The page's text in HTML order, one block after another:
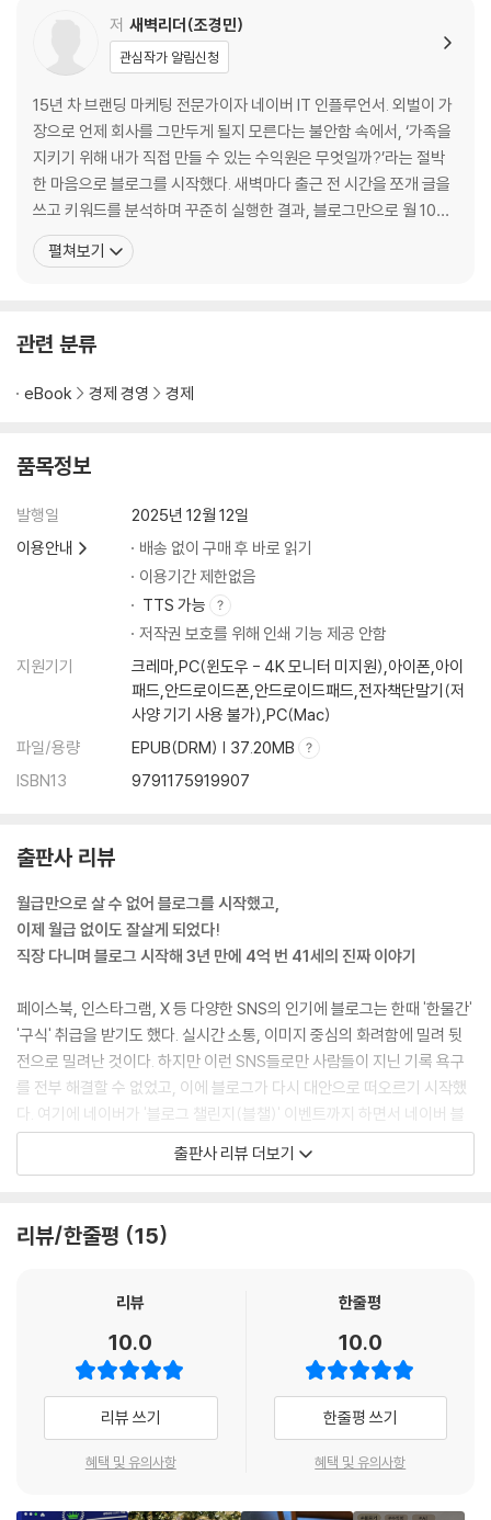
7단계. 월급 초과 부업? 아니면 전업?
Part 2. 블로그 수익화와 AI 활용 노하우
1. 내 체급에 맞는 키워드 찾기
1) 웨어이즈포스트
2) 황금키워드 채굴기 프로그램
2. 블로그 글쓰기와 챗GPT 활용
1) 글의 퀄리티를 높이는 챗GPT 맞춤 설정과 GPTs
2) 나만의 GPTs 만들기
3) GPTs의 실제 사용법
3. 방문자 박스권 탈출 전략
2) 황금키워드 재선정
5) 네이버 홈판 노출
5. 포스팅용 사진 촬영 노하우
6. 광고주 메일 수집 및 역제안 방법
7. 저품질 블로그의 원인과 극복 방법
1) 유사 문서, 유사 이미지
2) 원고와 사진을 제공하는 ‘건 바이 건’ 복붙 기자단
3) 불법 키워드
4) 광고법에 민감한 키워드
8. 블로그 지수가 더 이상 중요하지 않은 이유
- 또 하나의 수익화 파이프라인
- 숏폼 병행을 고려해야 하는 이유
1) 전자책 제작 및 발행하기
2) 블로그에 1:1 컨설팅 모집 글 올려보기
3) 정보나 지식을 무료로 나누고 스크랩을 활용하기
Part 3. 블로그의 ‘카더라’ 관련 Q&A 총정리
에필로그_인생 2막이 될 여러분의 블로그를 응원하며
부록_블로그 핵심 용어 모음집
저 새벽리더(조경민)
관심작가 알림신청
15년 차 브랜딩 마케팅 전문가이자 네이버 IT 인플루언서. 외벌이 가
장으로 언제 회사를 그만두게 될지 모른다는 불안함 속에서, ‘가족을
지키기 위해 내가 직접 만들 수 있는 수익원은 무엇일까?’라는 절박
한 마음으로 블로그를 시작했다. 새벽마다 출근 전 시간을 쪼개 글을
쓰고 키워드를 분석하며 꾸준히 실행한 결과, 블로그만으로 월 1000
만 원 이상의 수익을 달성했고 결국 전업 블로거의 길을 걷게 되었다.
전업 블로거로 전향한 이후 그는 자신의 노하우를 더 많은 사람들과
펼쳐보기
관련 분류
eBook 경제 경영 경제
품목정보
발행일
2025년 12월 12일
이용안내
배송 없이 구매 후 바로 읽기
이용기간 제한없음
TTS 가능
저작권 보호를 위해 인쇄 기능 제공 안함
지원기기
크레마,PC(윈도우 - 4K 모니터 미지원),아이폰,아이
패드,안드로이드폰,안드로이드패드,전자책단말기(저
사양 기기 사용 불가),PC(Mac)
파일/용량
EPUB(DRM) | 37.20MB
ISBN13
9791175919907
출판사 리뷰
월급만으로 살 수 없어 블로그를 시작했고,
이제 월급 없이도 잘살게 되었다!
직장 다니며 블로그 시작해 3년 만에 4억 번 41세의 진짜 이야기
페이스북, 인스타그램, X 등 다양한 SNS의 인기에 블로그는 한때 '한물간'
'구식' 취급을 받기도 했다. 실시간 소통, 이미지 중심의 화려함에 밀려 뒷
전으로 밀려난 것이다. 하지만 이런 SNS들로만 사람들이 지닌 기록 욕구
를 전부 해결할 수 없었고, 이에 블로그가 다시 대안으로 떠오르기 시작했
다. 여기에 네이버가 '블로그 챌린지(블챌)' 이벤트까지 하면서 네이버 블
로그는 재전성기를 맞았다. 이처럼 블로그를 하는 사람들이 늘어남에 따
라, 블로그로 돈을 벌고자 하는 사람들 역시 늘고 있다. 하지만 블로그로 실
《글은 AI가 쓰고 돈은 내가 버는 초고속 블로그 수익화 전략》의 저자 새벽
것저것 써서 올리는, 특정 주제가 없는 ‘잡블로그’였던 것이다. 그러다 청소
고, 정말로 제품을 받아 리뷰를 하게 된다. 이후 체험단 활동을 이어가면서
생활비를 절약하고, 원고료 지원까지 받게 되면서 수익화에 성공한다. 블
로그를 통해 회사 월급의 두 배 가까운 수익을 올리게 되고, 결국 저자는 본
격적으로 블로그를 시작한 지 3년 만에 더 큰 가능성을 위해 회사를 떠나
전업 블로거로 전향한다.
이 책에서 저자는 블로그에 이것저것 잡다한 글을 쓰던 한 외벌이 직장인
출판사 리뷰 더보기
리뷰/한줄평 15
리뷰
10.0
리뷰 쓰기
혜택 및 유의사항
한줄평
10.0
한줄평 쓰기
혜택 및 유의사항